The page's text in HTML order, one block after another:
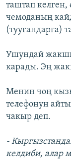
таштап келген,
чемоданың
(туугандарга)
Ушундай
карады. Эң
Менин чоң
телефонун
чакыр деп.
-
келдиби, алар